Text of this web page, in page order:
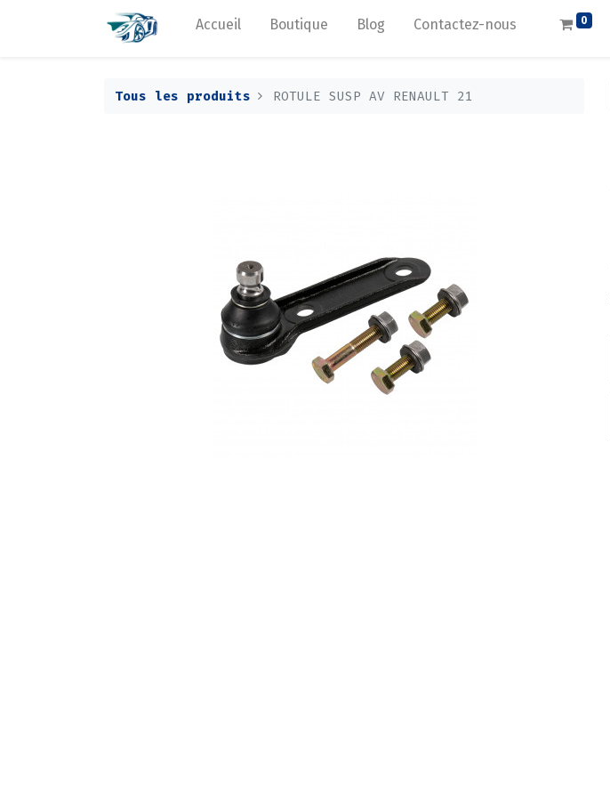
Accueil Boutique Blog Contactez-nous 0
Tous les produits ROTULE SUSP AV RENAULT 21